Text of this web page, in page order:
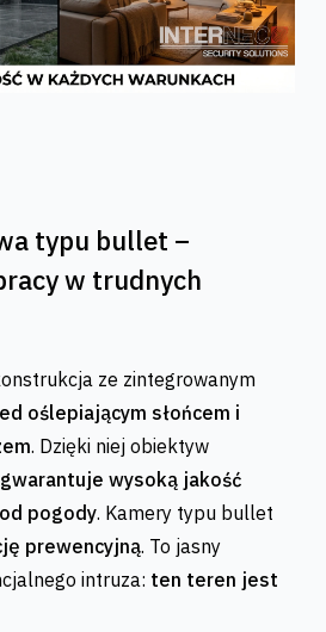
typu bullet –
w trudnych
ze zintegrowanym
oślepiającym słońcem i
. Dzięki niej obiektyw
gwarantuje wysoką jakość
pogody. Kamery typu bullet
prewencyjną. To jasny
intruza: ten teren jest